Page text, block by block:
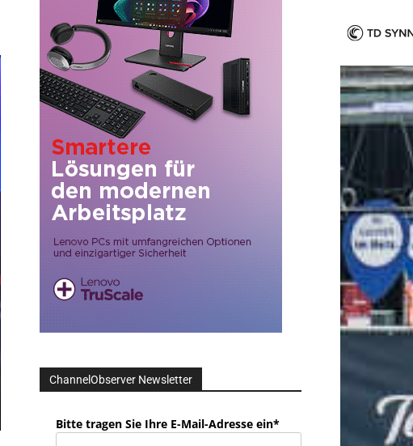
ChannelObserver Newsletter
Bitte tragen Sie Ihre E-Mail-Adresse ein*